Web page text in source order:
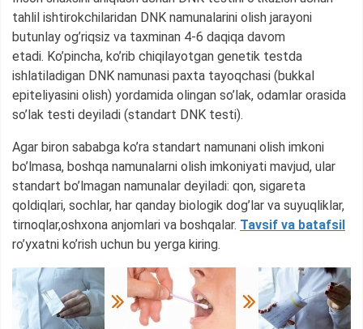
tahlil ishtirokchilaridan DNK namunalarini olish jarayoni
butunlay og’riqsiz va taxminan 4-6 daqiqa davom
etadi. Ko’pincha, ko’rib chiqilayotgan genetik testda
ishlatiladigan DNK namunasi paxta tayoqchasi (bukkal
epiteliyasini olish) yordamida olingan so’lak, odamlar orasida
so’lak testi deyiladi (standart DNK testi).
Agar biron sababga ko’ra standart namunani olish imkoni
bo’lmasa, boshqa namunalarni olish imkoniyati mavjud, ular
standart bo’lmagan namunalar deyiladi: qon, sigareta
qoldiqlari, sochlar, har qanday biologik dog’lar va suyuqliklar,
tirnoqlar,oshxona anjomlari va boshqalar. Tavsif va batafsil
ro’yxatni ko’rish uchun bu yerga kiring.